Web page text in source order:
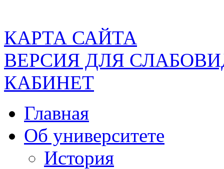
КАРТА САЙТА
ВЕРСИЯ ДЛЯ
КАБИНЕТ
Главная
Об университете
История